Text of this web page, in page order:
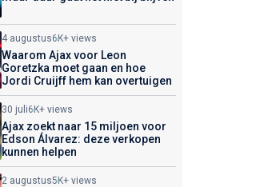
4 augustus6K+ views
Waarom Ajax voor Leon
Goretzka moet gaan en hoe
Jordi Cruijff hem kan overtuigen
30 juli6K+ views
Ajax zoekt naar 15 miljoen voor
Edson Álvarez: deze verkopen
kunnen helpen
2 augustus5K+ views